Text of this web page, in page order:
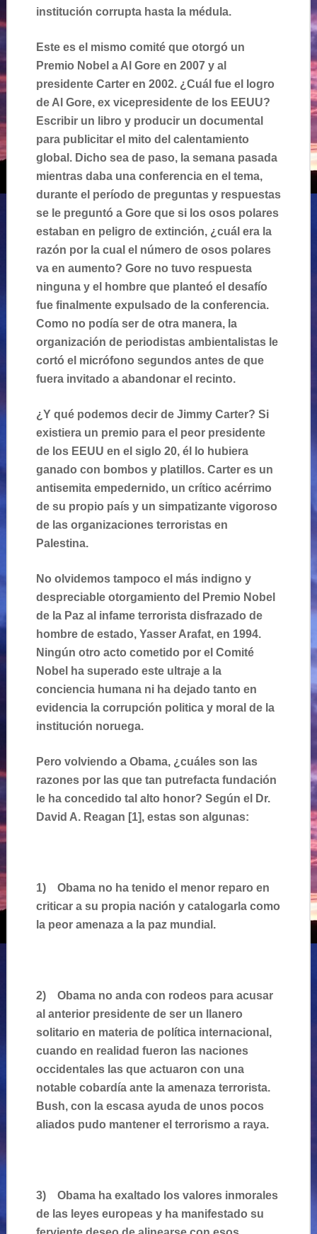
institución corrupta hasta la médula.
Este es el mismo comité que otorgó un
Premio Nobel a Al Gore en 2007 y al
presidente Carter en 2002. ¿Cuál fue el logro
de Al Gore, ex vicepresidente de los EEUU?
Escribir un libro y producir un documental
para publicitar el mito del calentamiento
global. Dicho sea de paso, la semana pasada
mientras daba una conferencia en el tema,
durante el período de preguntas y respuestas
se le preguntó a Gore que si los osos polares
estaban en peligro de extinción, ¿cuál era la
razón por la cual el número de osos polares
va en aumento? Gore no tuvo respuesta
ninguna y el hombre que planteó el desafío
fue finalmente expulsado de la conferencia.
Como no podía ser de otra manera, la
organización de periodistas ambientalistas le
cortó el micrófono segundos antes de que
fuera invitado a abandonar el recinto.
¿Y qué podemos decir de Jimmy Carter? Si
existiera un premio para el peor presidente
de los EEUU en el siglo 20, él lo hubiera
ganado con bombos y platillos. Carter es un
antisemita empedernido, un crítico acérrimo
de su propio país y un simpatizante vigoroso
de las organizaciones terroristas en
Palestina.
No olvidemos tampoco el más indigno y
despreciable otorgamiento del Premio Nobel
de la Paz al infame terrorista disfrazado de
hombre de estado, Yasser Arafat, en 1994.
Ningún otro acto cometido por el Comité
Nobel ha superado este ultraje a la
conciencia humana ni ha dejado tanto en
evidencia la corrupción politica y moral de la
institución noruega.
Pero volviendo a Obama, ¿cuáles son las
razones por las que tan putrefacta fundación
le ha concedido tal alto honor? Según el Dr.
David A. Reagan [1], estas son algunas:
1)
Obama no ha tenido el menor reparo en
criticar a su propia nación y catalogarla como
la peor amenaza a la paz mundial.
2)
Obama no anda con rodeos para acusar
al anterior presidente de ser un llanero
solitario en materia de política internacional,
cuando en realidad fueron las naciones
occidentales las que actuaron con una
notable cobardía ante la amenaza terrorista.
Bush, con la escasa ayuda de unos pocos
aliados pudo mantener el terrorismo a raya.
3)
Obama ha exaltado los valores inmorales
de las leyes europeas y ha manifestado su